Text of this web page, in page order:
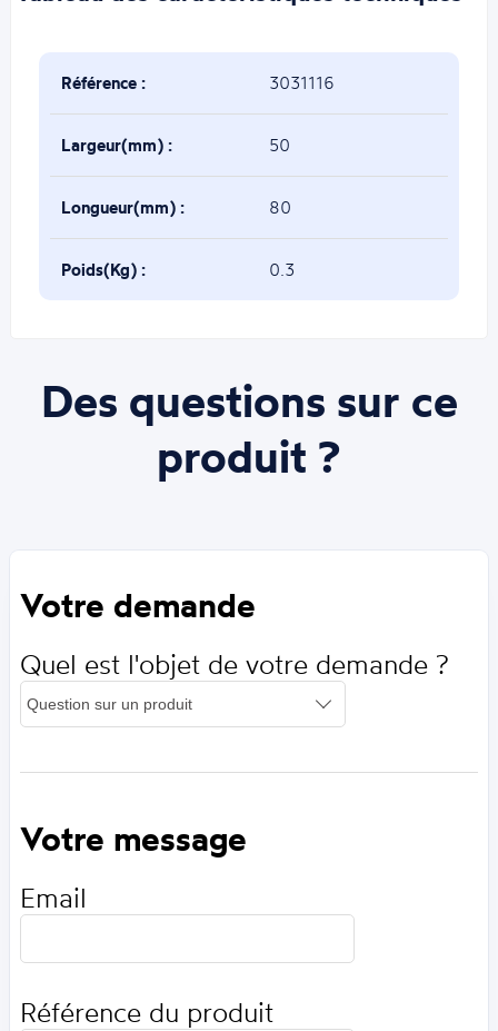
Référence : 3031116
Largeur(mm) : 50
Longueur(mm) : 80
Poids(Kg) : 0.3
Des questions sur ce
produit ?
Votre demande
Quel est l'objet de votre demande ?
Votre message
Email
Référence du produit